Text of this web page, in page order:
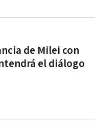
de Milei con
el diálogo